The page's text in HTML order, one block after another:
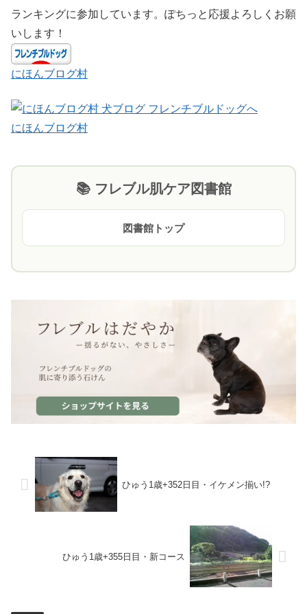
ランキングに参加しています。ぽちっと応援よろしくお願
いします！
にほんブログ村
にほんブログ村
📚 フレブル肌ケア図書館
図書館トップ
ひゅう1歳+352日目・イケメン揃い!?
ひゅう1歳+355日目・新コース